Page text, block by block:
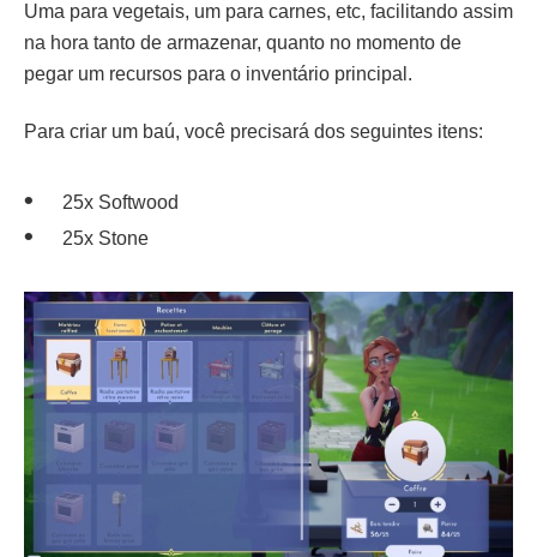
Uma para vegetais, um para carnes, etc, facilitando assim
na hora tanto de armazenar, quanto no momento de
pegar um recursos para o inventário principal.
Para criar um baú, você precisará dos seguintes itens:
25x Softwood
25x Stone